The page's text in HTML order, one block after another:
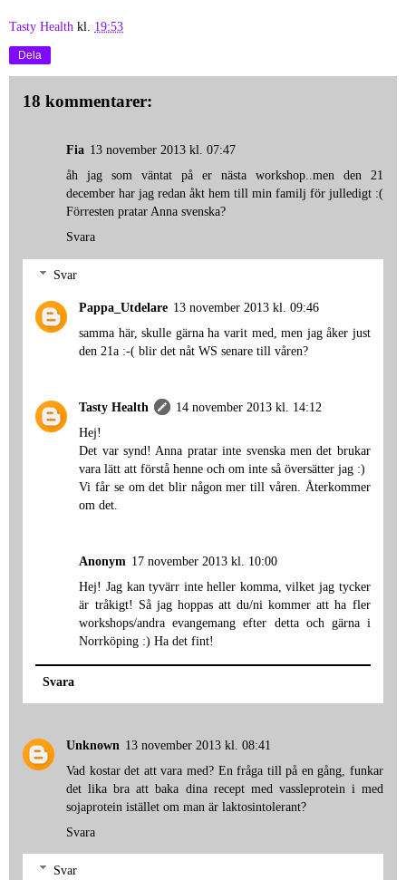
Tasty Health kl. 19:53
Dela
18 kommentarer:
Fia 13 november 2013 kl. 07:47
åh jag som väntat på er nästa workshop..men den 21
december har jag redan åkt hem till min familj för julledigt :(
Förresten pratar Anna svenska?
Svara
Svar
Pappa_Utdelare 13 november 2013 kl. 09:46
samma här, skulle gärna ha varit med, men jag åker just
den 21a :-( blir det nåt WS senare till våren?
Tasty Health
14 november 2013 kl. 14:12
Hej!
Det var synd! Anna pratar inte svenska men det brukar
vara lätt att förstå henne och om inte så översätter jag :)
Vi får se om det blir någon mer till våren. Återkommer
om det.
Anonym 17 november 2013 kl. 10:00
Hej! Jag kan tyvärr inte heller komma, vilket jag tycker
är tråkigt! Så jag hoppas att du/ni kommer att ha fler
workshops/andra evangemang efter detta och gärna i
Norrköping :) Ha det fint!
Svara
Unknown 13 november 2013 kl. 08:41
Vad kostar det att vara med? En fråga till på en gång, funkar
det lika bra att baka dina recept med vassleprotein i med
sojaprotein istället om man är laktosintolerant?
Svara
Svar